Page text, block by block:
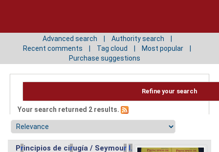
Advanced search
Authority search
Recent comments
Tag cloud
Most popular
Purchase suggestions
Refine your search
Your search returned 2 results.
Principios de cirugía / Seymour I.